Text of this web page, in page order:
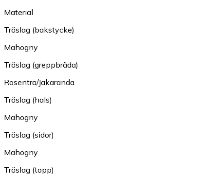
Material
Träslag (bakstycke)
Mahogny
Träslag (greppbräda)
Rosenträ/Jakaranda
Träslag (hals)
Mahogny
Träslag (sidor)
Mahogny
Träslag (topp)